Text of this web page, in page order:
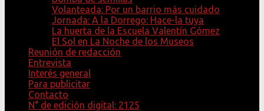
Volanteada: Por un barrio más cuidado
Jornada: A la Dorrego: Hace-la tuya
La huerta de la Escuela Valentín Gómez
El Sol en La Noche de los Museos
Reunión de redacción
Entrevista
Interés general
Para publicitar
Contacto
N° de edición digital: 2125